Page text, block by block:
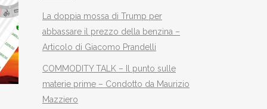
La doppia mossa di Trump per
abbassare il prezzo della benzina –
Articolo di Giacomo Prandelli
COMMODITY TALK – Il punto sulle
materie prime – Condotto da Maurizio
Mazziero